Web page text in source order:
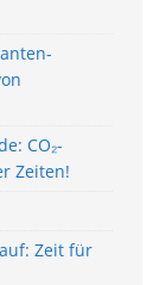
CO₂-
Zeiten!
Zeit für